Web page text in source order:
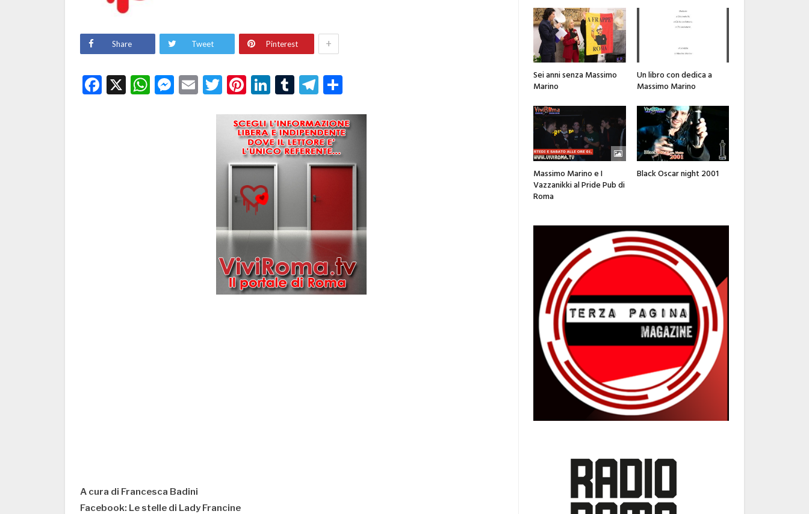
Share Tweet Pinterest +
Facebook
X WhatsApp
Messenger
EmailTwitter
Pinterest
LinkedIn
TumblrTelegram
A cura di Francesca Badini
Facebook: Le stelle di Lady Francine
Sei anni senza Massimo
Marino
Un libro con dedica a
Massimo Marino
Massimo Marino e I
Vazzanikki al Pride Pub di
Roma
Black Oscar night 2001